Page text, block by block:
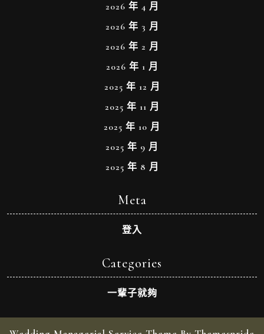
2026 年 4 月
2026 年 3 月
2026 年 2 月
2026 年 1 月
2025 年 12 月
2025 年 11 月
2025 年 10 月
2025 年 9 月
2025 年 8 月
Meta
登入
Categories
一輩子就夠